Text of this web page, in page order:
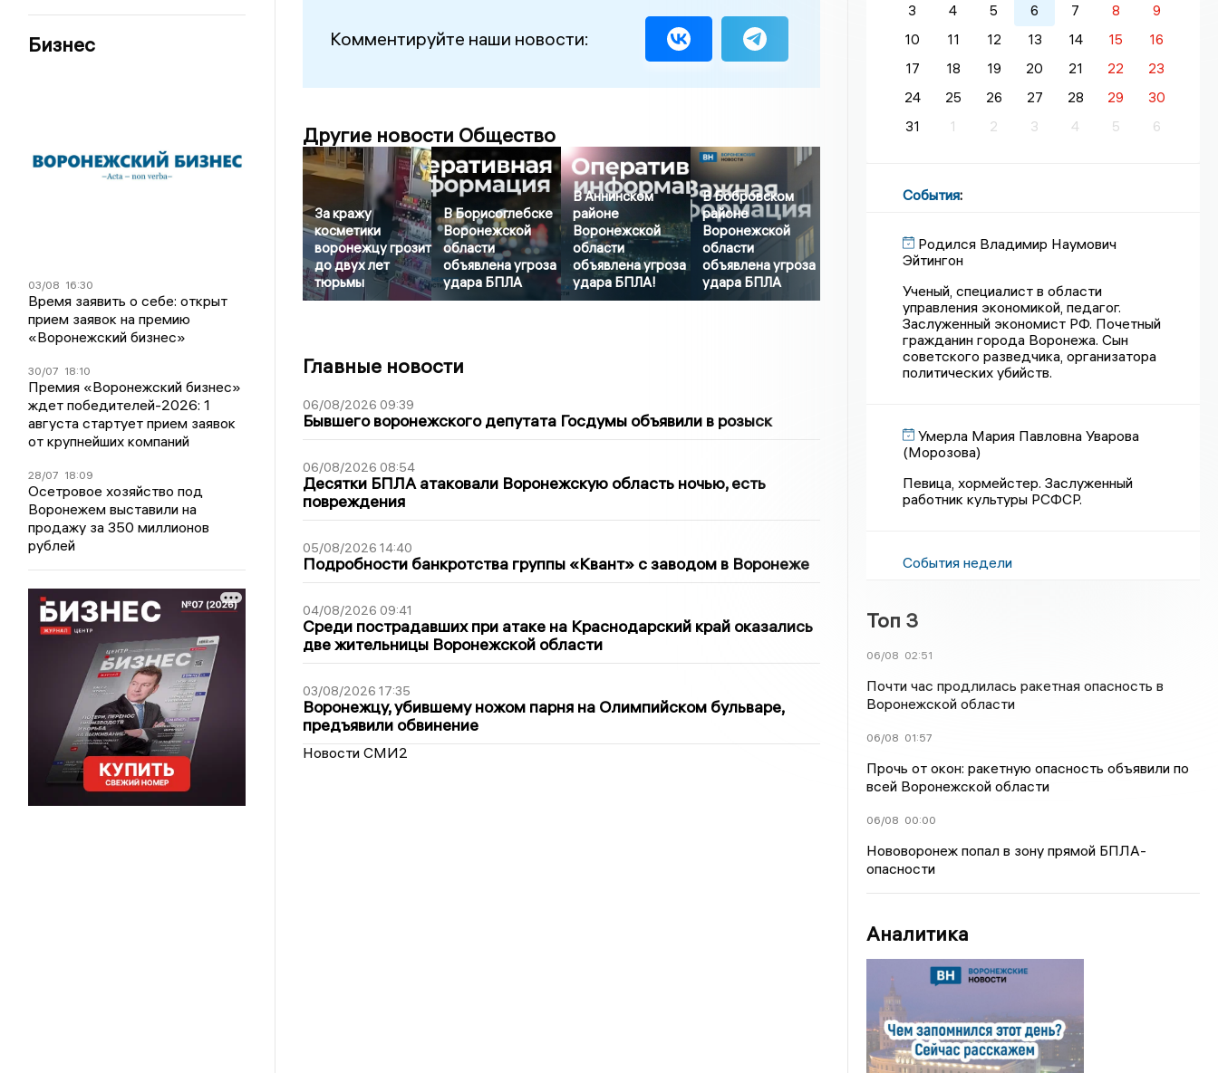
Бизнес
03/08 16:30
Время заявить о себе: открыт
прием заявок на премию
«Воронежский бизнес»
30/07 18:10
Премия «Воронежский бизнес»
ждет победителей-2026: 1
августа стартует прием заявок
от крупнейших компаний
28/07 18:09
Осетровое хозяйство под
Воронежем выставили на
продажу за 350 миллионов
рублей
Комментируйте наши новости:
Другие новости Общество
За кражу
косметики
воронежцу грозит
до двух лет
тюрьмы
В Борисоглебске
Воронежской
области
объявлена угроза
удара БПЛА
В Аннинском
районе
Воронежской
области
объявлена угроза
удара БПЛА!
В Бобровском
районе
Воронежской
области
объявлена угроза
удара БПЛА
Главные новости
06/08/2026 09:39
Бывшего воронежского депутата Госдумы объявили в розыск
06/08/2026 08:54
Десятки БПЛА атаковали Воронежскую область ночью, есть
повреждения
05/08/2026 14:40
Подробности банкротства группы «Квант» с заводом в Воронеже
04/08/2026 09:41
Среди пострадавших при атаке на Краснодарский край оказались
две жительницы Воронежской области
03/08/2026 17:35
Воронежцу, убившему ножом парня на Олимпийском бульваре,
предъявили обвинение
Новости СМИ2
3
4 5 6 7 8
9
10
11 12 13 14 15
16
17
18 19 20 21 22
23
24
25 26 27 28 29
30
31
1 2 3 4 5 6
События:
Родился Владимир Наумович
Эйтингон
Ученый, специалист в области
управления экономикой, педагог.
Заслуженный экономист РФ. Почетный
гражданин города Воронежа. Сын
советского разведчика, организатора
политических убийств.
Умерла Мария Павловна Уварова
(Морозова)
Певица, хормейстер. Заслуженный
работник культуры РСФСР.
События недели
Топ 3
06/08 02:51
Почти час продлилась ракетная опасность в
Воронежской области
06/08 01:57
Прочь от окон: ракетную опасность объявили по
всей Воронежской области
06/08 00:00
Нововоронеж попал в зону прямой БПЛА-
опасности
Аналитика